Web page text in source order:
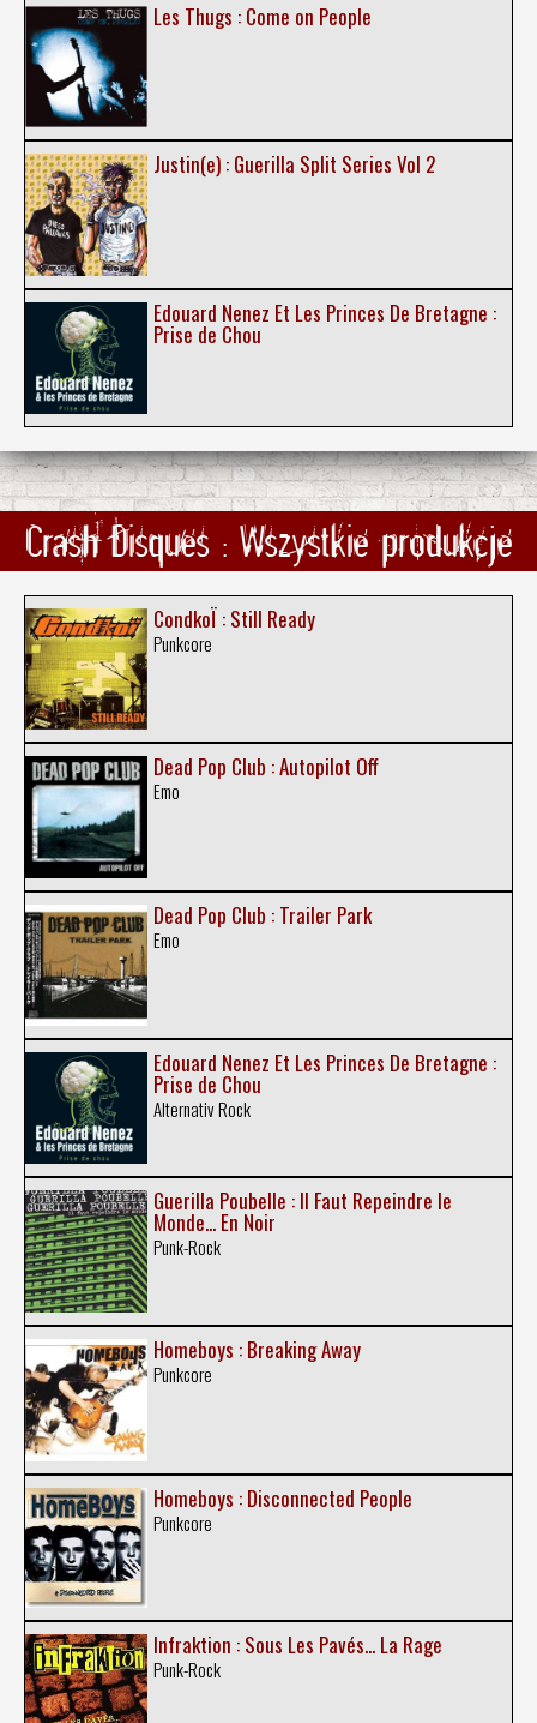
Les Thugs : Come on People
Justin(e) : Guerilla Split Series Vol 2
Edouard Nenez Et Les Princes De Bretagne :
Prise de Chou
Crash Disques : Wszystkie produkcje
CondkoÏ : Still Ready
Punkcore
Dead Pop Club : Autopilot Off
Emo
Dead Pop Club : Trailer Park
Emo
Edouard Nenez Et Les Princes De Bretagne :
Prise de Chou
Alternativ Rock
Guerilla Poubelle : Il Faut Repeindre le
Monde... En Noir
Punk-Rock
Homeboys : Breaking Away
Punkcore
Homeboys : Disconnected People
Punkcore
Infraktion : Sous Les Pavés... La Rage
Punk-Rock